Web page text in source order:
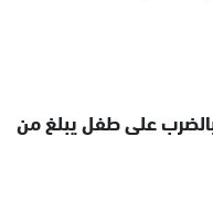
على طفل يبلغ من